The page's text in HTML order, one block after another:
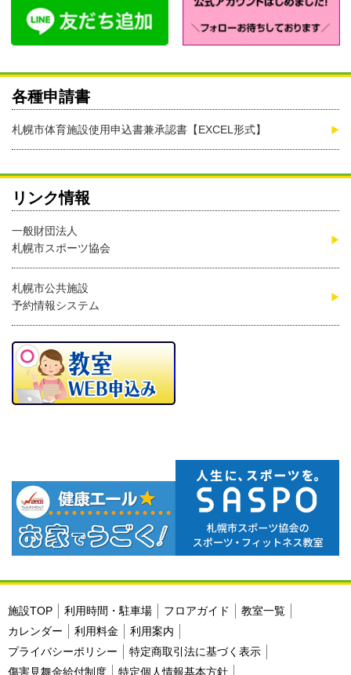
各種申請書
札幌市体育施設使用申込書兼承認書【EXCEL形式】
リンク情報
一般財団法人
札幌市スポーツ協会
札幌市公共施設
予約情報システム
施設TOP 利用時間・駐車場 フロアガイド
教室一覧
カレンダー
利用料金
利用案内
プライバシーポリシー
特定商取引法に基づく表示
傷害見舞金給付制度
特定個人情報基本方針